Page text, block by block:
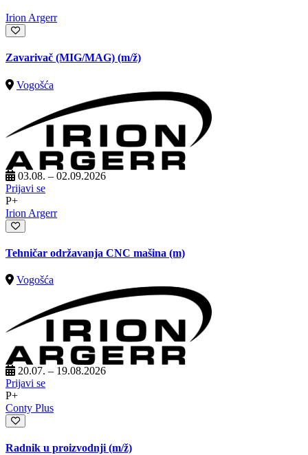
Irion Argerr
Zavarivač (MIG/MAG) (m/ž)
Vogošća
03.08. – 02.09.2026
Prijavi se
P+
Irion Argerr
Tehničar održavanja CNC mašina (m)
Vogošća
20.07. – 19.08.2026
Prijavi se
P+
Conty Plus
Radnik u proizvodnji(m/ž)